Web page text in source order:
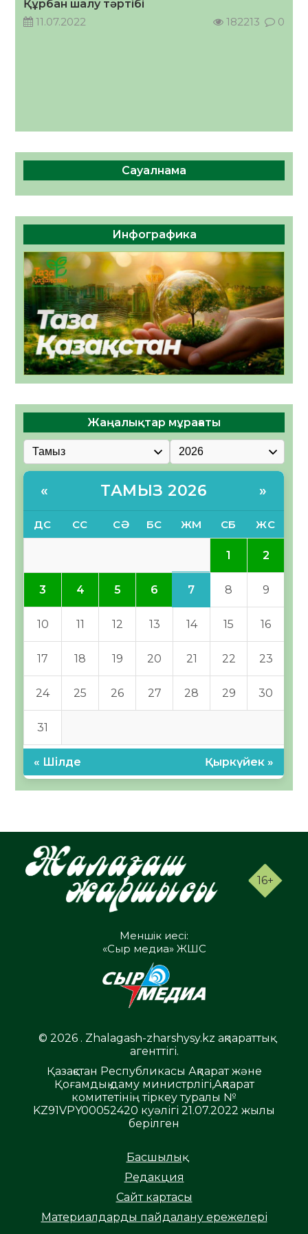
05.08.2026
Құрбан шалу тәртібі
11.07.2022
182213 0
Сауалнама
Инфографика
Жаңалықтар мұрағаты
« ТАМЫЗ 2026 »
ДС СС СӘ БС ЖМ СБ ЖС
1 2
3 4 5 6 7 8 9
10 11 12 13 14 15 16
17 18 19 20 21 22 23
24 25 26 27 28 29 30
31
« Шілде Қыркүйек »
16+
Меншік иесі:
«Сыр медиа» ЖШС
© 2026 . Zhalagash-zharshysy.kz ақпараттық
агенттігі.
Қазақстан Республикасы Ақпарат және
Қоғамдық даму министрлігі,Ақпарат
комитетінің тіркеу туралы №
KZ91VPY00052420 куәлігі 21.07.2022 жылы
берілген
Басшылық
Редакция
Сайт картасы
Материалдарды пайдалану ережелері